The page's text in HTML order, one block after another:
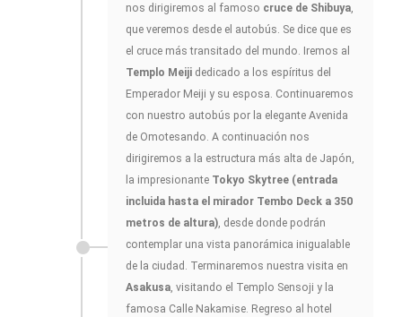
nos dirigiremos al famoso cruce de Shibuya,
que veremos desde el autobús. Se dice que es
el cruce más transitado del mundo. Iremos al
Templo Meiji dedicado a los espíritus del
Emperador Meiji y su esposa. Continuaremos
con nuestro autobús por la elegante Avenida
de Omotesando. A continuación nos
dirigiremos a la estructura más alta de Japón,
la impresionante Tokyo Skytree (entrada
incluida hasta el mirador Tembo Deck a 350
metros de altura), desde donde podrán
contemplar una vista panorámica inigualable
de la ciudad. Terminaremos nuestra visita en
Asakusa, visitando el Templo Sensoji y la
famosa Calle Nakamise. Regreso al hotel